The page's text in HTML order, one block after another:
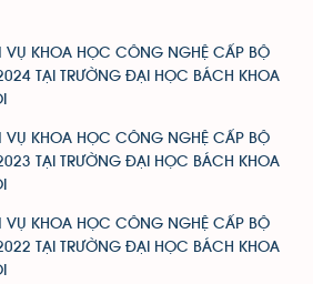
VỤ KHOA HỌC CÔNG NGHỆ CẤP BỘ
TẠI TRƯỜNG ĐẠI HỌC BÁCH KHOA
VỤ KHOA HỌC CÔNG NGHỆ CẤP BỘ
TẠI TRƯỜNG ĐẠI HỌC BÁCH KHOA
VỤ KHOA HỌC CÔNG NGHỆ CẤP BỘ
TẠI TRƯỜNG ĐẠI HỌC BÁCH KHOA